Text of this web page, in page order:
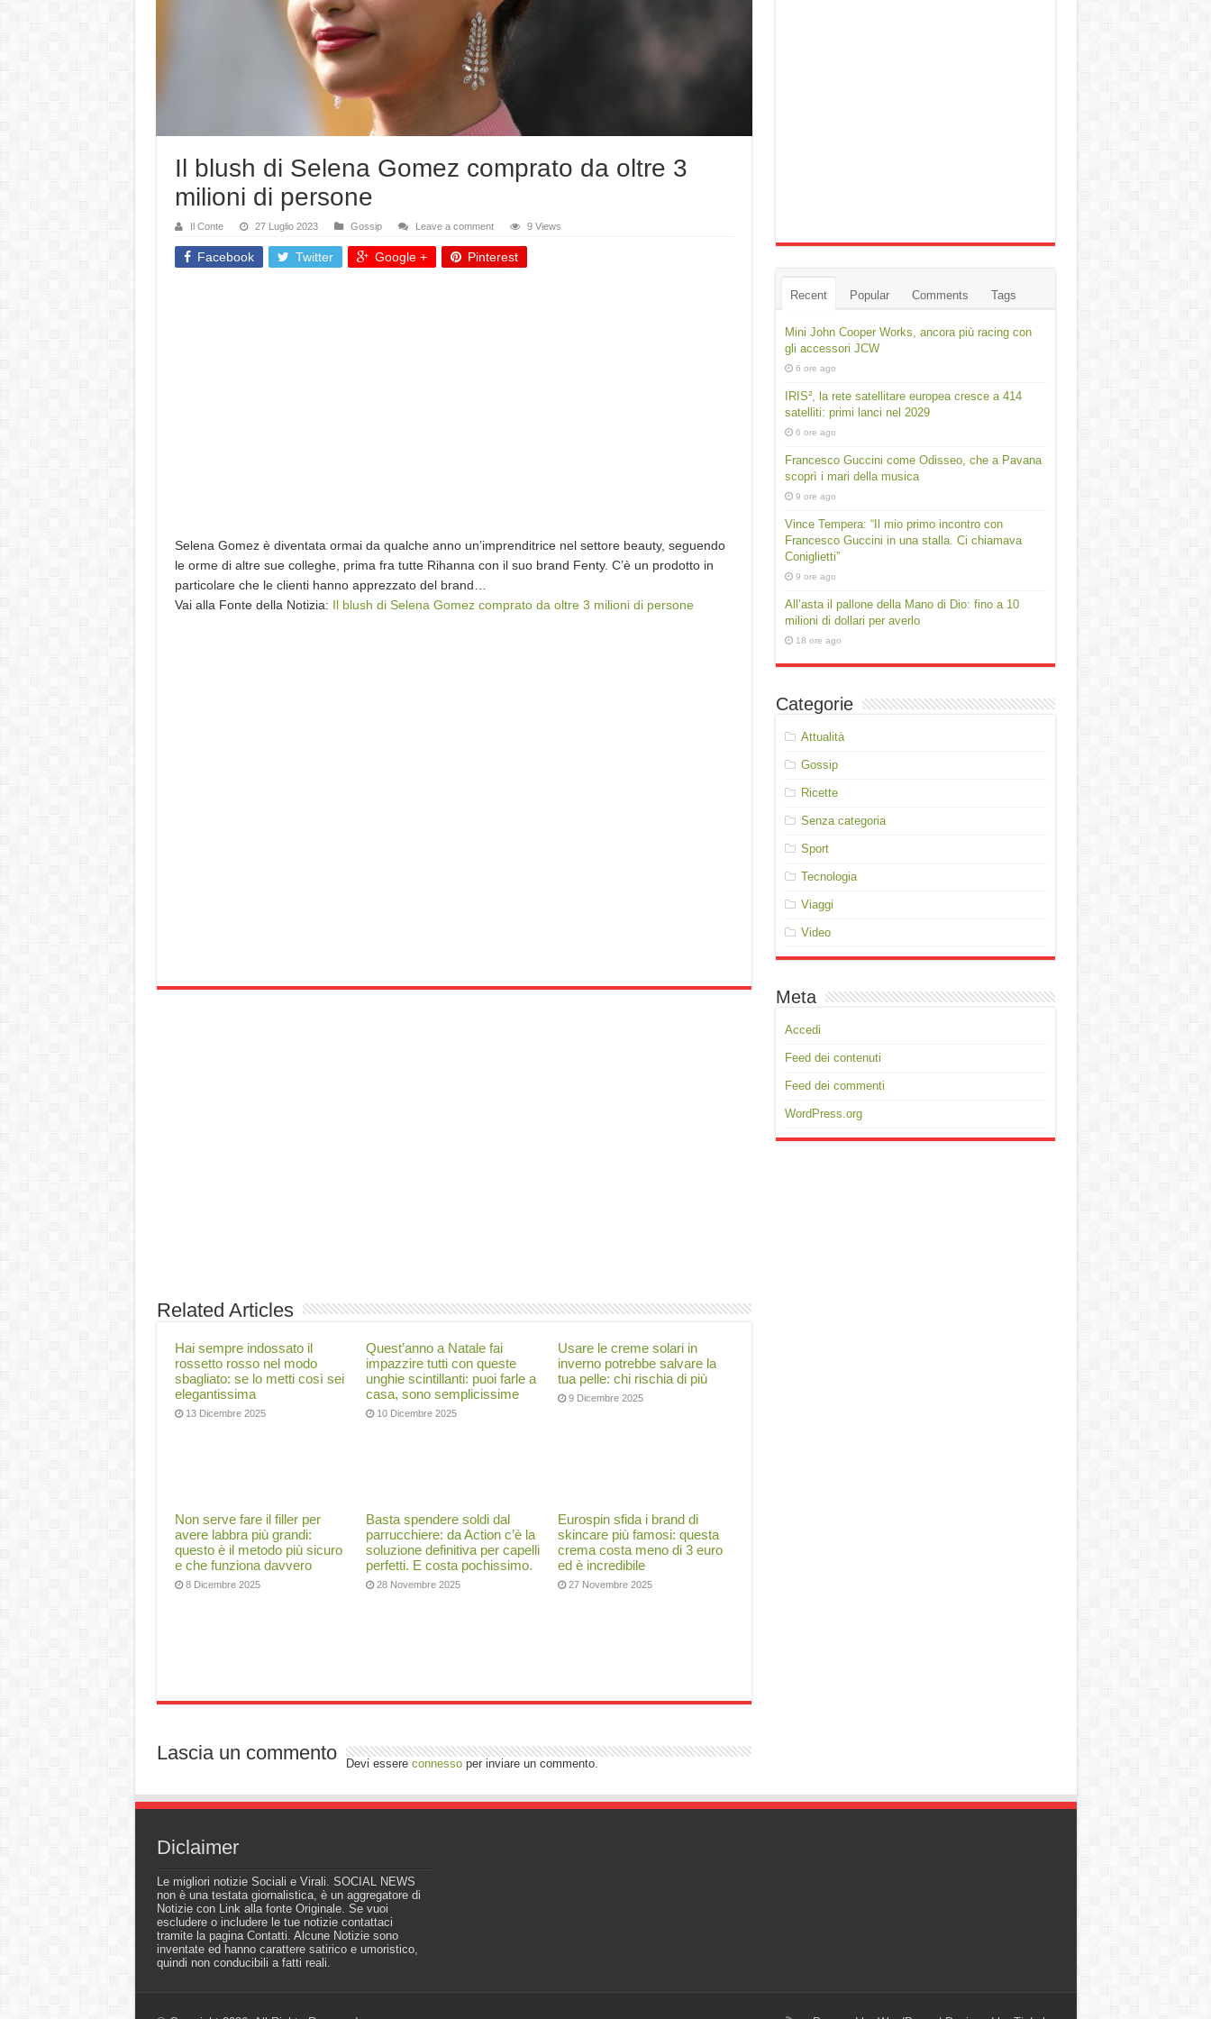
Il blush di Selena Gomez comprato da oltre 3
milioni di persone
Il Conte 27 Luglio 2023 Gossip Leave a comment 9 Views
Facebook Twitter Google + Pinterest
Selena Gomez è diventata ormai da qualche anno un’imprenditrice nel settore beauty, seguendo
le orme di altre sue colleghe, prima fra tutte Rihanna con il suo brand Fenty. C’è un prodotto in
particolare che le clienti hanno apprezzato del brand…
Vai alla Fonte della Notizia: Il blush di Selena Gomez comprato da oltre 3 milioni di persone
Related Articles
Hai sempre indossato il
rossetto rosso nel modo
sbagliato: se lo metti così sei
elegantissima
13 Dicembre 2025
Quest’anno a Natale fai
impazzire tutti con queste
unghie scintillanti: puoi farle a
casa, sono semplicissime
10 Dicembre 2025
Usare le creme solari in
inverno potrebbe salvare la
tua pelle: chi rischia di più
9 Dicembre 2025
Non serve fare il filler per
avere labbra più grandi:
questo è il metodo più sicuro
e che funziona davvero
8 Dicembre 2025
Basta spendere soldi dal
parrucchiere: da Action c’è la
soluzione definitiva per capelli
perfetti. E costa pochissimo.
28 Novembre 2025
Eurospin sfida i brand di
skincare più famosi: questa
crema costa meno di 3 euro
ed è incredibile
27 Novembre 2025
Lascia un commento Devi essere connessoper inviare un commento.
Recent Popular Comments Tags
Mini John Cooper Works, ancora più racing con
gli accessori JCW
6 ore ago
IRIS², la rete satellitare europea cresce a 414
satelliti: primi lanci nel 2029
6 ore ago
Francesco Guccini come Odisseo, che a Pavana
scoprì i mari della musica
9 ore ago
Vince Tempera: “Il mio primo incontro con
Francesco Guccini in una stalla. Ci chiamava
Coniglietti”
9 ore ago
All’asta il pallone della Mano di Dio: fino a 10
milioni di dollari per averlo
18 ore ago
Categorie
Attualità
Gossip
Ricette
Senza categoria
Sport
Tecnologia
Viaggi
Video
Meta
Accedi
Feed dei contenuti
Feed dei commenti
WordPress.org
Diclaimer
Le migliori notizie Sociali e Virali. SOCIAL NEWS
non è una testata giornalistica, è un aggregatore di
Notizie con Link alla fonte Originale. Se vuoi
escludere o includere le tue notizie contattaci
tramite la pagina Contatti. Alcune Notizie sono
inventate ed hanno carattere satirico e umoristico,
quindi non conducibili a fatti reali.